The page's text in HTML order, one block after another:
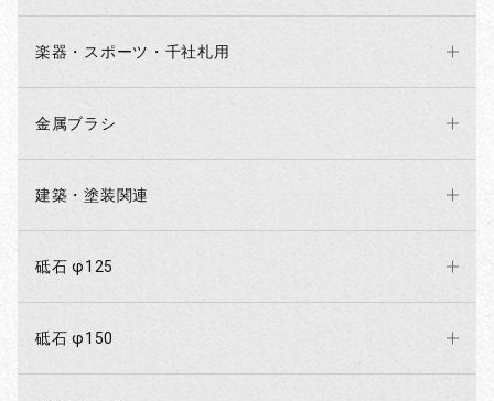
楽器・スポーツ・千社札用
金属ブラシ
建築・塗装関連
砥石 φ125
砥石 φ150